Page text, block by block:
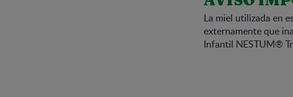
La miel utilizada en
externamente que
Infantil NESTUM®